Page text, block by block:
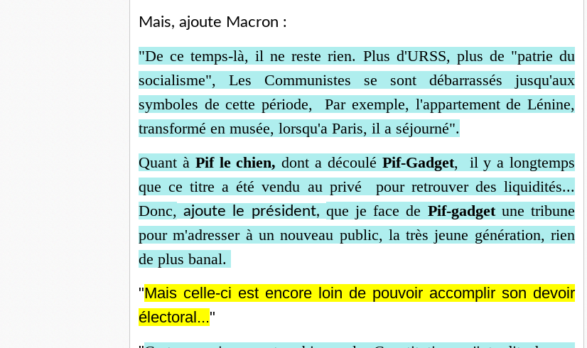
Mais, ajoute Macron :
"De ce temps-là, il ne reste rien. Plus d'URSS, plus de "patrie du
socialisme", Les Communistes se sont débarrassés jusqu'aux
symboles de cette période, Par exemple, l'appartement de Lénine,
transformé en musée, lorsqu'a Paris, il a séjourné".
Quant à Pif le chien, dont a découlé Pif-Gadget, il y a longtemps
que ce titre a été vendu au privé pour retrouver des liquidités...
Donc, ajoute le président, que je face de Pif-gadgetune tribune
pourm'adresser à un nouveau public, la très jeune génération, rien
de plus banal.
"Mais celle-ci est encore loin de pouvoir accomplir son devoir
électoral..."